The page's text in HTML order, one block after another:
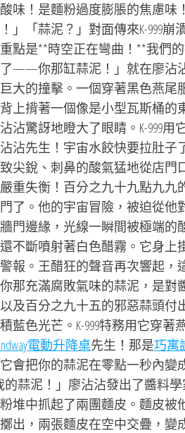
味！是麵粉過度膨脹的焦慮
」「蒜泥？」對面傳來K-999
點是**時空正在彎曲！**我們
——你那缸蒜泥！」就在廖沾
大的撞擊。一個穿著黑色燕尾
上揹著一個像是小型瓦斯桶
驚訝地瞪大了眼睛。K-999用
沾先生！宇宙水餃快要拉肚
尖銳、刺鼻的酸氣猛地從店門
重失衡！百分之九十九點九
了。他的宇宙冒險，被迫從
門邊緣，光線一瞬間被極端
不斷噴射著白色醋霧。它身
報。王醋狂的聲音再次響起，
那充滿腐敗氣味的蒜泥，是對
及百分之九十五的邪惡蒜頭
藍色光芒。K-999特務用它穿
電動升降桌先生！那是巧寓
會把你的蒜泥在零點一秒內變
的蒜泥！」廖沾沾發出了醬料
堆中抓起了兩團麵皮。麵皮
出，兩張麵皮在空中交疊，